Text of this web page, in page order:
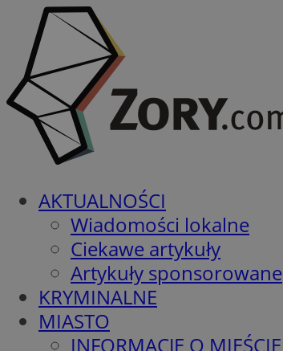
AKTUALNOŚCI
Wiadomości lokalne
Ciekawe artykuły
Artykuły sponsorowane
KRYMINALNE
MIASTO
INFORMACJE O MIEŚCIE